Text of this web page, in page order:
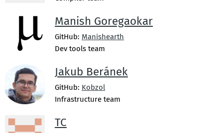
Manish Goregaokar
GitHub: Manishearth
Dev tools team
Jakub Beránek
GitHub: Kobzol
Infrastructure team
TC